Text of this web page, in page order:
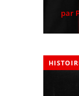
par